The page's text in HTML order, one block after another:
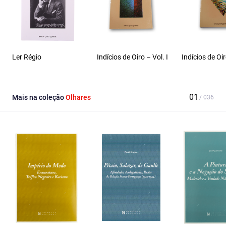
Ler Régio Indícios de Oiro – Vol. I Indícios de
Mais na coleçãoOlhares